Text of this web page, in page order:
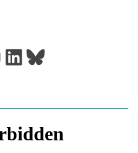
LinkedIn Bluesky